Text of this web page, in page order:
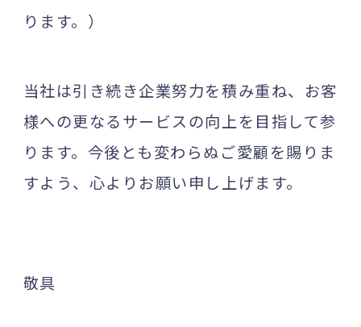
ります。）
当社は引き続き企業努力を積み重ね、お客
様への更なるサービスの向上を目指して参
ります。今後とも変わらぬご愛顧を賜りま
すよう、心よりお願い申し上げます。
敬具